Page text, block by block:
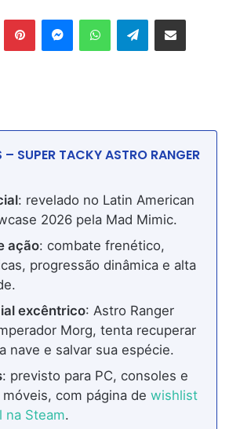
PinterestMessengerWhatsAppTelegramCompartilhar via e-mail
– SUPER TACKY ASTRO RANGER
: revelado no Latin American
2026 pela Mad Mimic.
ação: combate frenético,
progressão dinâmica e alta
excêntrico: Astro Ranger
Morg, tenta recuperar
nave e salvar sua espécie.
: previsto para PC, consoles e
com página de wishlist
na Steam.